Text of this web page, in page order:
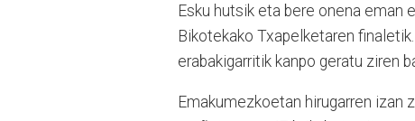
Esku hutsik eta bere onena eman
Bikotekako Txapelketaren
erabakigarritik kanpo geratu ziren
Emakumezkoetan hirugarren izan